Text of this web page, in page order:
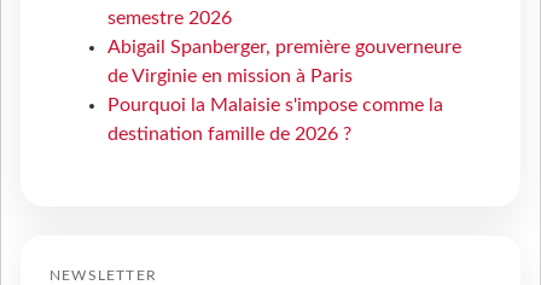
semestre 2026
Abigail Spanberger, première gouverneure
de Virginie en mission à Paris
Pourquoi la Malaisie s'impose comme la
destination famille de 2026 ?
NEWSLETTER